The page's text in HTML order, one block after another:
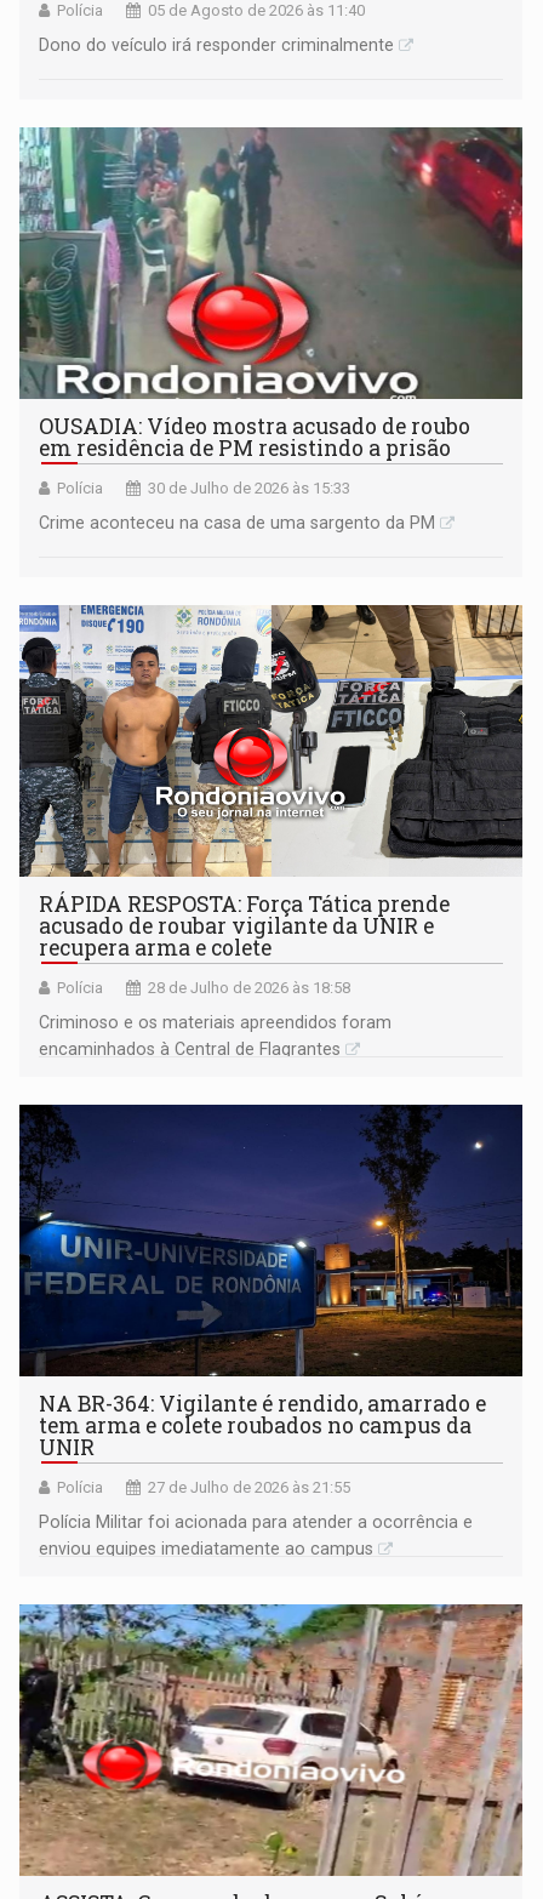
Polícia 05 de Agosto de 2026 às 11:40
Dono do veículo irá responder criminalmente
OUSADIA: Vídeo mostra acusado de roubo
em residência de PM resistindo a prisão
Polícia 30 de Julho de 2026 às 15:33
Crime aconteceu na casa de uma sargento da PM
RÁPIDA RESPOSTA: Força Tática prende
acusado de roubar vigilante da UNIR e
recupera arma e colete
Polícia 28 de Julho de 2026 às 18:58
Criminoso e os materiais apreendidos foram
encaminhados à Central de Flagrantes
NA BR-364: Vigilante é rendido, amarrado e
tem arma e colete roubados no campus da
UNIR
Polícia 27 de Julho de 2026 às 21:55
Polícia Militar foi acionada para atender a ocorrência e
enviou equipes imediatamente ao campus